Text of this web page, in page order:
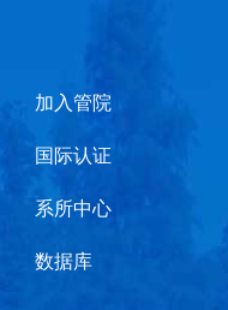
加入管院
国际认证
系所中心
数据库